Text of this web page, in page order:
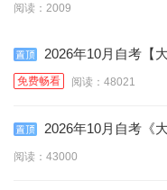
阅读：2009
2026年10月自考【
免费畅看 阅读：48021
2026年10月自考《
阅读：43000